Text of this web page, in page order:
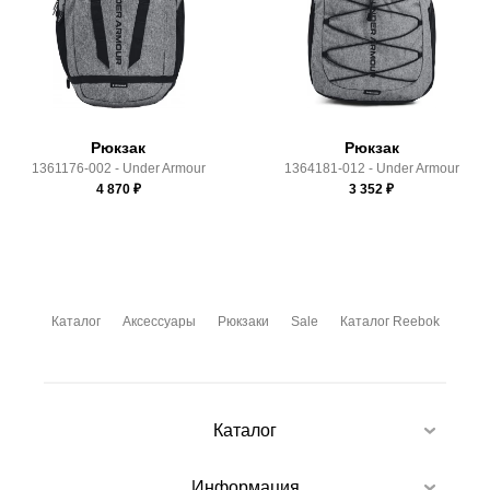
Здесь вы можете более детально ознакомиться с
условиямиоплатыидоставки
Рюкзак
1361176-002 - Under Armour
4 870₽
Рюкзак
1364181-012 - Under Armour
3 352 ₽
Каталог Аксессуары Рюкзаки Sale Каталог Reebok
Каталог